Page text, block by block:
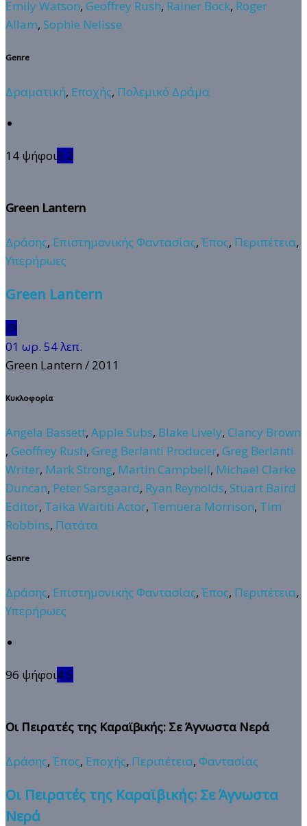
Emily Watson, Geoffrey Rush, Rainer Bock, Roger
Allam, Sophie Nelisse
Genre
Δραματική, Εποχής, Πολεμικό Δράμα
14 ψήφοι3.2
Green Lantern
Δράσης, Επιστημονικής Φαντασίας, Έπος, Περιπέτεια,
Υπερήρωες
Green Lantern
🥔
01 ωρ. 54 λεπ.
Green Lantern / 2011
Κυκλοφορία
Angela Bassett, Apple Subs, Blake Lively, Clancy Brown
, Geoffrey Rush, Greg Berlanti Producer, Greg Berlanti
Writer, Mark Strong, Martin Campbell, Michael Clarke
Duncan, Peter Sarsgaard, Ryan Reynolds, Stuart Baird
Editor, Taika Waititi Actor, Temuera Morrison, Tim
Robbins, Πατάτα
Genre
Δράσης, Επιστημονικής Φαντασίας, Έπος, Περιπέτεια,
Υπερήρωες
96 ψήφοι4.5
Οι Πειρατές της Καραϊβικής: Σε Άγνωστα Νερά
Δράσης, Έπος, Εποχής, Περιπέτεια, Φαντασίας
Οι Πειρατές της Καραϊβικής: Σε Άγνωστα
Νερά